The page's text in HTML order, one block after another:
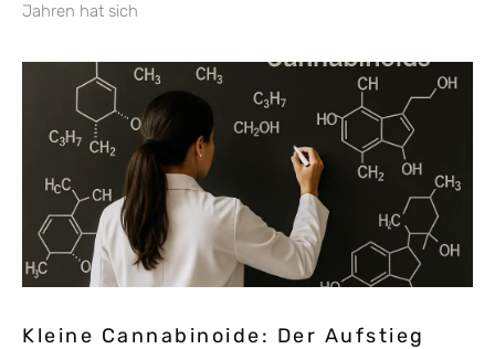
Jahren hat sich
Kleine Cannabinoide: Der Aufstieg